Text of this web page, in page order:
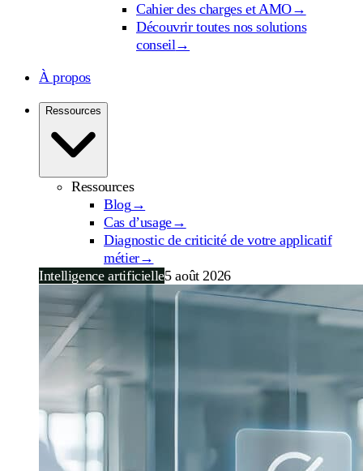
Cahier des charges et AMO→
Découvrir toutes nos solutions
conseil→
À propos
Ressources
Ressources
Blog →
Cas d’usage→
Diagnostic de criticité de votre applicatif
métier→
Intelligence artificielle5 août 2026